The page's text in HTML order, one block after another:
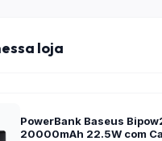
loja
PowerBank Baseus
20000mAh 22.5W com